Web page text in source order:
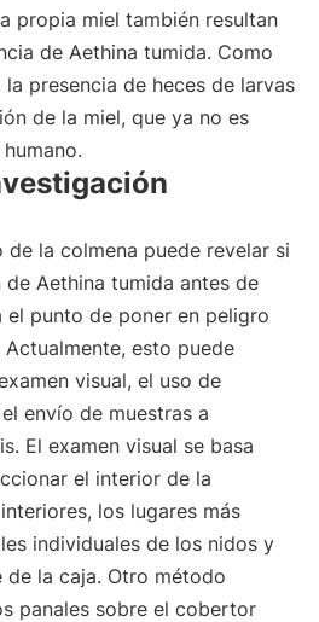
propia miel también resultan
de Aethina tumida. Como
presencia de heces de larvas
de la miel, que ya no es
de la colmena puede revelar si
Aethina tumida antes de
el punto de poner en peligro
esto puede
visual, el uso de
envío de muestras a
El examen visual se basa
el interior de la
los lugares más
individuales de los nidos y
la caja. Otro método
panales sobre el cobertor